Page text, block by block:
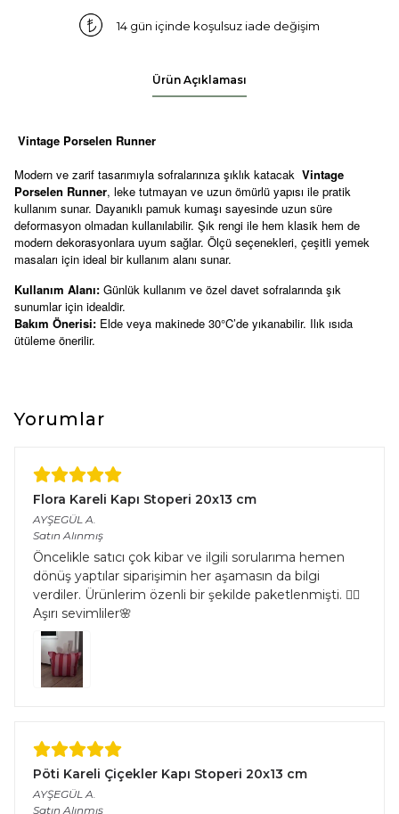
14 gün içinde koşulsuz iade değişim
Ürün Açıklaması
Vintage Porselen Runner
Modern ve zarif tasarımıyla sofralarınıza şıklık katacak Vintage
Porselen Runner, leke tutmayan ve uzun ömürlü yapısı ile pratik
kullanım sunar. Dayanıklı pamuk kumaşı sayesinde uzun süre
deformasyon olmadan kullanılabilir. Şık rengi ile hem klasik hem de
modern dekorasyonlara uyum sağlar. Ölçü seçenekleri, çeşitli yemek
masaları için ideal bir kullanım alanı sunar.
Kullanım Alanı: Günlük kullanım ve özel davet sofralarında şık
sunumlar için idealdir.
Bakım Önerisi: Elde veya makinede 30°C’de yıkanabilir. Ilık ısıda
ütüleme önerilir.
Yorumlar
Flora Kareli Kapı Stoperi 20x13 cm
AYŞEGÜL A.
Satın Alınmış
Öncelikle satıcı çok kibar ve ilgili sorularıma hemen
dönüş yaptılar siparişimin her aşamasın da bilgi
verdiler. Ürünlerim özenli bir şekilde paketlenmişti. 👌🏻
Aşırı sevimliler🌸
Pöti Kareli Çiçekler Kapı Stoperi 20x13 cm
AYŞEGÜL A.
Satın Alınmış